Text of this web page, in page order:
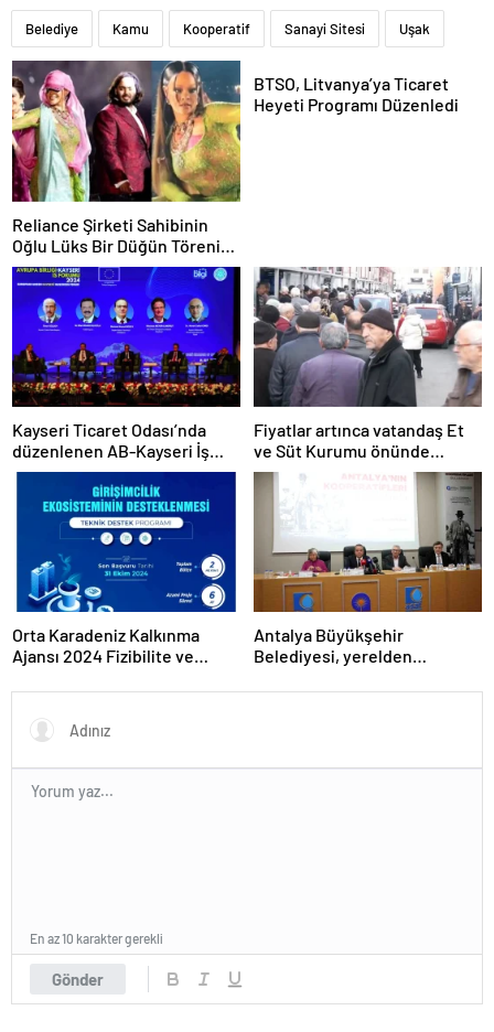
Belediye Kamu Kooperatif Sanayi Sitesi Uşak
Reliance Şirketi Sahibinin
Oğlu Lüks Bir Düğün Töreni
Düzenledi
BTSO, Litvanya’ya Ticaret
Heyeti Programı Düzenledi
Kayseri Ticaret Odası’nda
düzenlenen AB-Kayseri İş
Forumu’nda yeşil dönüşüm
ve dijitalleşme vurgusu
yapıldı
Fiyatlar artınca vatandaş Et
ve Süt Kurumu önünde
kuyruk oldu
Orta Karadeniz Kalkınma
Ajansı 2024 Fizibilite ve
İlan Etti
Antalya Büyükşehir
Belediyesi, yerelden
Gönder
En az 10 karakter gerekli